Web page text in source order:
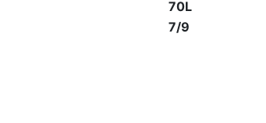
70L
7/9